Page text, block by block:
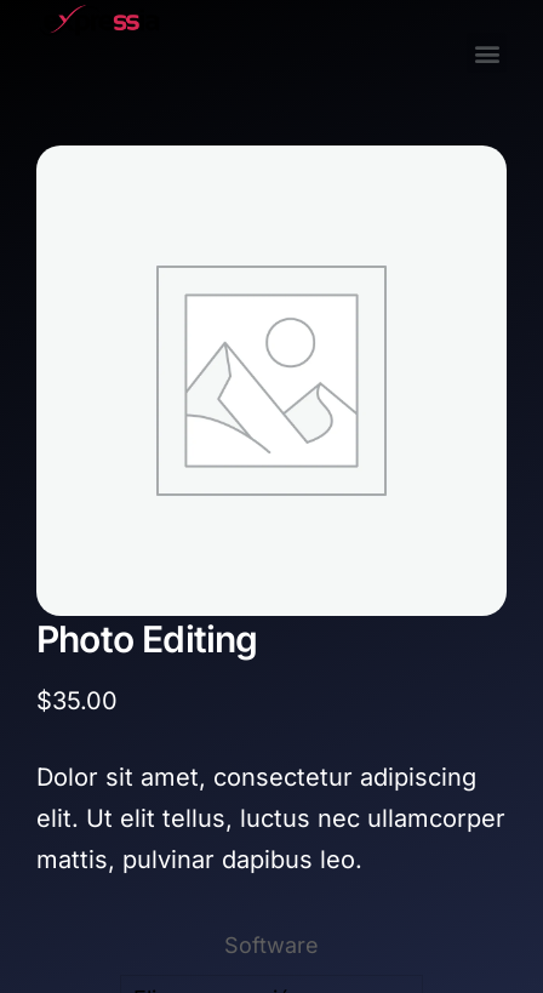
Photo Editing
$35.00
Dolor sit amet, consectetur adipiscing
elit. Ut elit tellus, luctus nec ullamcorper
mattis, pulvinar dapibus leo.
Software